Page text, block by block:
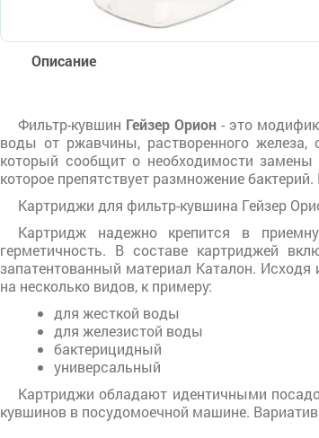
Описание
Фильтр-кувшин Гейзер Орион - это
воды от ржавчины, растворенного железа,
который сообщит о необходимости
которое препятствует размножение
Картриджи для фильтр-кувшина Гейзер
Картридж надежно крепится в
герметичность. В составе картриджей
запатентованный материал Каталон.
на несколько видов, к примеру:
для жесткой воды
для железистой воды
бактерицидный
универсальный
Картриджи обладают идентичными
кувшинов в посудомоечной машине.